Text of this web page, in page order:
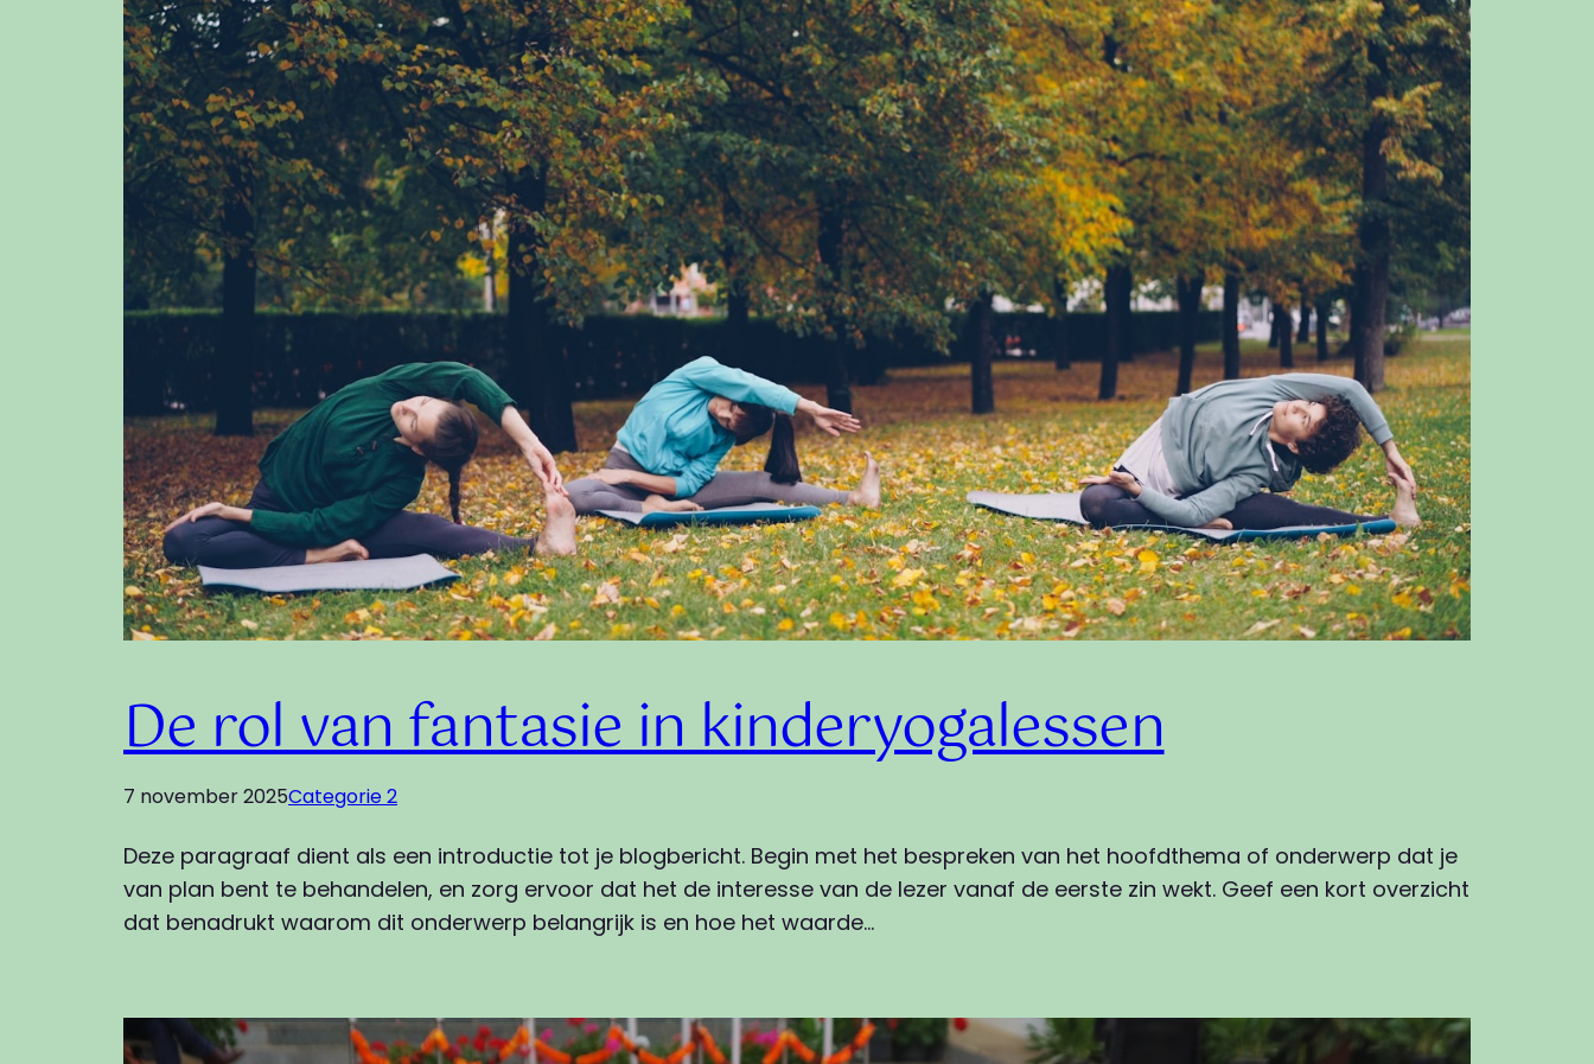
De rol van fantasie in kinderyogalessen
7 november 2025Categorie 2
Deze paragraaf dient als een introductie tot je blogbericht. Begin met het bespreken van het hoofdthema of onderwerp dat je
van plan bent te behandelen, en zorg ervoor dat het de interesse van de lezer vanaf de eerste zin wekt. Geef een kort overzicht
dat benadrukt waarom dit onderwerp belangrijk is en hoe het waarde…